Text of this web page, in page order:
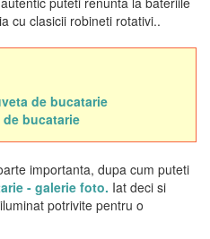
cu clasicii robineti rotativi..
de bucatarie
bucatarie
importanta, dupa cum puteti
- galerie foto. Iat deci si
potrivite pentru o